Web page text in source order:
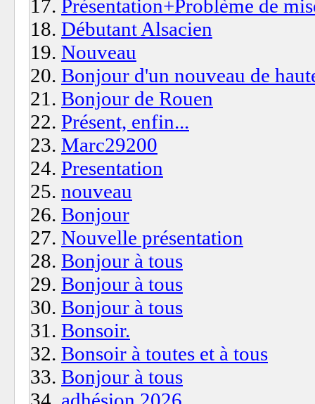
Présentation+Problème de
Débutant Alsacien
Nouveau
Bonjour d'un nouveau de
Bonjour de Rouen
Présent, enfin...
Marc29200
Presentation
nouveau
Bonjour
Nouvelle présentation
Bonjour à tous
Bonjour à tous
Bonjour à tous
Bonsoir.
Bonsoir à toutes et à tous
Bonjour à tous